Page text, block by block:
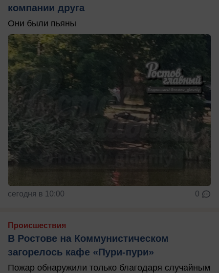
компании друга
Они были пьяны
сегодня в 10:00 0
Происшествия
В Ростове на Коммунистическом
загорелось кафе «Пури-пури»
Пожар обнаружили только благодаря случайным